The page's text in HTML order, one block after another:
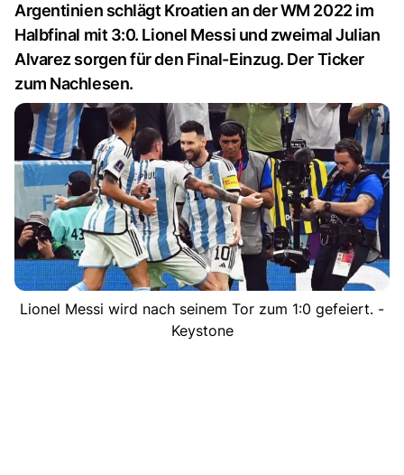
Argentinien schlägt Kroatien an der WM 2022 im
Halbfinal mit 3:0. Lionel Messi und zweimal Julian
Alvarez sorgen für den Final-Einzug. Der Ticker
zum Nachlesen.
Lionel Messi wird nach seinem Tor zum 1:0 gefeiert. -
Keystone